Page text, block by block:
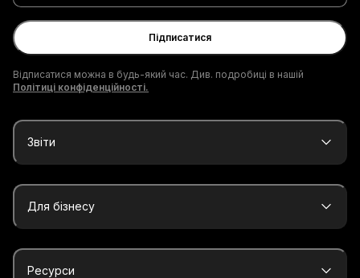
електронної
пошти
Підписатися
Відписатися можна в будь-який час. Див. подробиці в нашій
Політиці конфіденційності.
Звіти
Для бізнесу
Ресурси